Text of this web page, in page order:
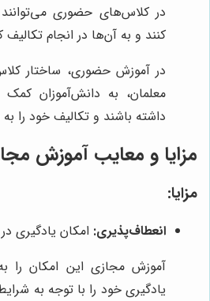
در کلاس‌های حضوری می‌توانند
کنند و به آن‌ها در انجام
در آموزش حضوری، ساختار
معلمان، به دانش‌آموزان
داشته باشند و تکالیف خود را
مزایا و معایب آموزش
مزایا:
انعطاف‌پذیری: امکان یادگیری
آموزش مجازی این امکان را
یادگیری خود را با توجه به